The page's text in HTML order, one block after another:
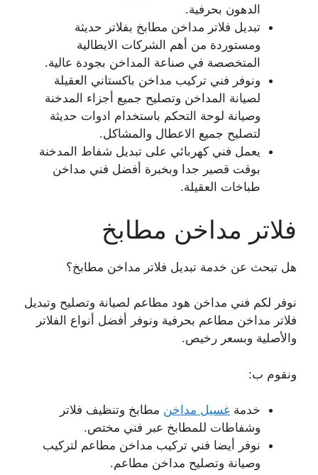
الدهون بحرفية.
تبديل فلاتر مداخن مطابخ بفلاتر حديثة
ومستوردة من أهم الشركات الايطالية
المتخصصة في صناعة المداخن بجودة عالية.
ونوفر فني تركيب مداخن باكستاني العقيلة
لصيانة المداخن وتصليح جميع أجزاء المدخنة
وصيانة لوحة التحكم باستخدام ادوات حديثة
لتصليح جميع الاعطال والمشاكل.
يعمل فني كهربائي على تبديل شفاط المدخنة
بوقت قصير جدا وبخبرة أفضل فني مداخن
طباخات العقيلة.
فلاتر مداخن مطابخ
هل تبحث عن خدمة تبديل فلاتر مداخن مطابخ؟
نوفر لكم فني مداخن هود مطاعم لصيانة وتصليح وتبديل
فلاتر مداخن مطاعم بحرفية ونوفر أفضل أنواع الفلاتر
والأصلية وبسعر رخيص.
ونقوم ب:
خدمة غسيل مداخن مطابخ وتنظيف فلاتر
وشفاطات للمطابخ عبر فني مختص.
نوفر أيضا فني تركيب مداخن مطاعم لتركيب
وصيانة وتصليح مداخن مطاعم.